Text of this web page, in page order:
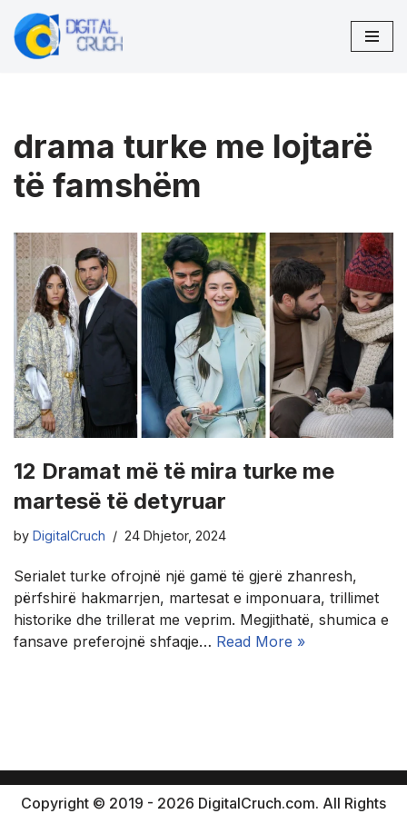
Skip
drama turke me lojtarë
të famshëm
12 Dramat më të mira turke me
martesë të detyruar
by DigitalCruch 24 Dhjetor, 2024
Serialet turke ofrojnë një gamë të gjerë zhanresh,
përfshirë hakmarrjen, martesat e imponuara, trillimet
historike dhe trillerat me veprim. Megjithatë, shumica e
fansave preferojnë shfaqje… Read More »
Copyright © 2019 - 2026 DigitalCruch.com. All Rights